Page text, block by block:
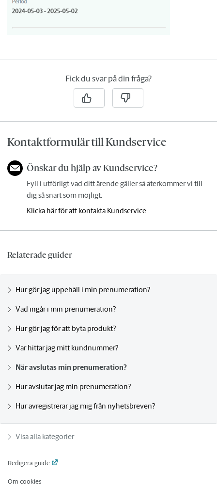
Fick du svar på din fråga?
Kontaktformulär till Kundservice
Önskar du hjälp av Kundservice?
Fyll i utförligt vad ditt ärende gäller så återkommer vi till
dig så snart som möjligt.
Klicka här för att kontakta Kundservice
Relaterade guider
Hur gör jag uppehåll i min prenumeration?
Vad ingår i min prenumeration?
Hur gör jag för att byta produkt?
Var hittar jag mitt kundnummer?
När avslutas min prenumeration?
Hur avslutar jag min prenumeration?
Hur avregistrerar jag mig från nyhetsbreven?
Visa alla kategorier
Redigera guide
Om cookies